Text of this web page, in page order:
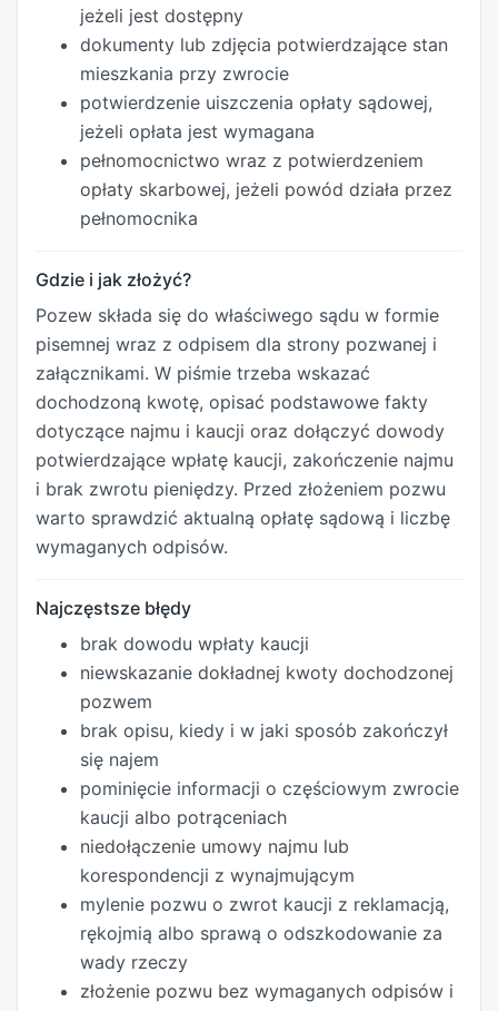
jeżeli jest dostępny
dokumenty lub zdjęcia potwierdzające stan
mieszkania przy zwrocie
potwierdzenie uiszczenia opłaty sądowej,
jeżeli opłata jest wymagana
pełnomocnictwo wraz z potwierdzeniem
opłaty skarbowej, jeżeli powód działa przez
pełnomocnika
Gdzie i jak złożyć?
Pozew składa się do właściwego sądu w formie
pisemnej wraz z odpisem dla strony pozwanej i
załącznikami. W piśmie trzeba wskazać
dochodzoną kwotę, opisać podstawowe fakty
dotyczące najmu i kaucji oraz dołączyć dowody
potwierdzające wpłatę kaucji, zakończenie najmu
i brak zwrotu pieniędzy. Przed złożeniem pozwu
warto sprawdzić aktualną opłatę sądową i liczbę
wymaganych odpisów.
Najczęstsze błędy
brak dowodu wpłaty kaucji
niewskazanie dokładnej kwoty dochodzonej
pozwem
brak opisu, kiedy i w jaki sposób zakończył
się najem
pominięcie informacji o częściowym zwrocie
kaucji albo potrąceniach
niedołączenie umowy najmu lub
korespondencji z wynajmującym
mylenie pozwu o zwrot kaucji z reklamacją,
rękojmią albo sprawą o odszkodowanie za
wady rzeczy
złożenie pozwu bez wymaganych odpisów i